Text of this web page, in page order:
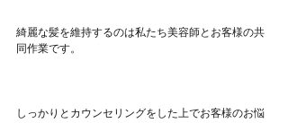
綺麗な髪を維持するのは私たち美容師とお客様の共
同作業です。
しっかりとカウンセリングをした上でお客様のお悩